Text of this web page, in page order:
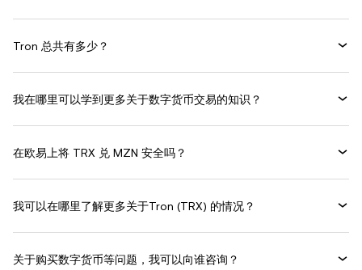
Tron 总共有多少？
我在哪里可以学到更多关于数字货币交易的知识？
在欧易上将 TRX 兑 MZN 安全吗？
我可以在哪里了解更多关于Tron (TRX) 的情况？
关于购买数字货币等问题，我可以向谁咨询？